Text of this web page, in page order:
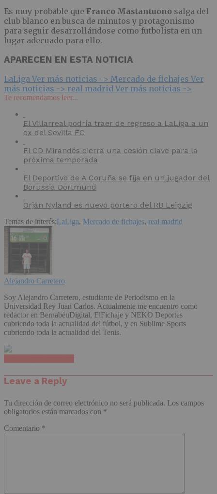
Es muy probable que Franco Mastantuono salga del
club blanco en busca de minutos y protagonismo
para seguir desarrollándose como futbolista en un
lugar adecuado para ello.
APARECEN EN ESTA NOTICIA
LaLiga Ver más noticias -> Mercado de fichajes Ver
más noticias -> real madrid Ver más noticias ->
Te recomendamos leer...
El Villarreal podría traer de regreso a LaLiga a un
ex del Sevilla FC
El CD Mirandés cierra una cesión clave para la
próxima temporada
El Deportivo de A Coruña se fija en un jugador del
Borussia Dortmund
Orjan Nyland es nuevo portero del RB Leipzig
Temas de interés:LaLiga, Mercado de fichajes, real madrid
Alejandro Carretero
Soy Alejandro Carretero, estudiante de Periodismo en la
Universidad Rey Juan Carlos. Actualmente me encuentro como
redactor en BernabéuDigital, ElFichaje y NEKO Deportes
cubriendo toda la actualidad del fútbol, y en Sublime Sports
cubriendo toda la actualidad del Tenis.
Leave a Reply
Tu dirección de correo electrónico no será publicada. Los campos
obligatorios están marcados con *
Comentario *